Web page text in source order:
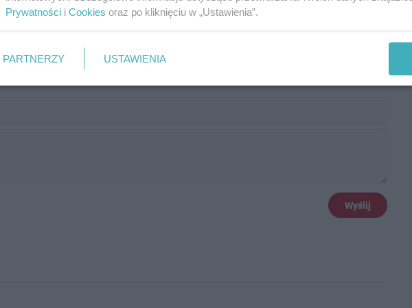
Wyślij
Prywatności i Cookies oraz po kliknięciu w „Ustawienia”.
PARTNERZY USTAWIENIA